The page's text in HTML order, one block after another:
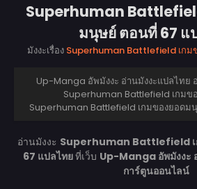
Superhuman
มนุษย์ ตอนที่ 67 แ
มังงะเรื่อง Superhuman Battlefield เกม
Up-Manga อัพมังงะ อ่านมังงะแปลไทย
Superhuman Battlefield เกมข
Superhuman Battlefield เกมของยอดม
อ่านมังงะ Superhuman Battlefield เ
67 แปลไทยที่เว็บ Up-Manga อัพมังงะ
การ์ตูนออนไลน์